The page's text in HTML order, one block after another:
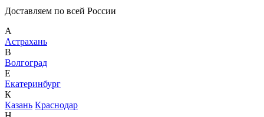
Доставляем по всей России
А
Астрахань
В
Волгоград
Е
Екатеринбург
К
Казань Краснодар